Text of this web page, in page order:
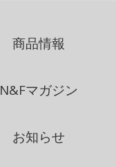
商品情報
N&Fマガジン
お知らせ